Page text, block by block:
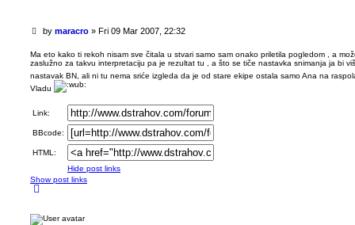
U
r
e
a
d
o
t
by maracro» Fri 09 Mar 2007, 22:32
Ma eto kako ti rekoh nisam sve čitala u stvari samo sam onako priletila pogledom , a
zaslužno za takvu interpretaciju pa je rezultat tu , a što se tiče nastavka snimanja ja bi
nastavak BN, ali ni tu nema sriće izgleda da je od stare ekipe ostala samo Ana na
Vladu
Link:
BBcode:
HTML:
Hide post links
Show post links